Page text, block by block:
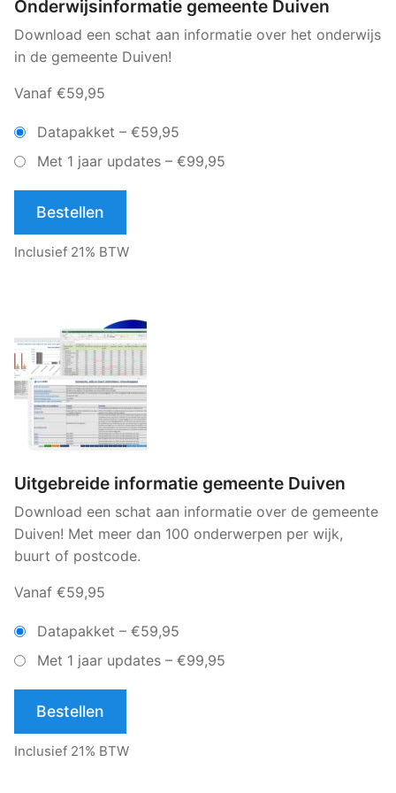
Onderwijsinformatie gemeente Duiven
Download een schat aan informatie over het onderwijs
in de gemeente Duiven!
Vanaf €59,95
Datapakket – €59,95
Met 1 jaar updates – €99,95
Bestellen
Inclusief 21% BTW
Uitgebreide informatie gemeente Duiven
Download een schat aan informatie over de gemeente
Duiven! Met meer dan 100 onderwerpen per wijk,
buurt of postcode.
Vanaf €59,95
Datapakket – €59,95
Met 1 jaar updates – €99,95
Bestellen
Inclusief 21% BTW